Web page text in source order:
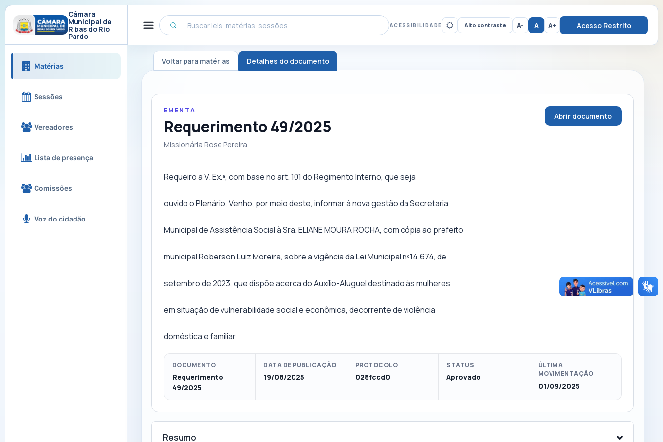
Câmara
Municipal de
Ribas do Rio
Pardo
Matérias
Sessões
Vereadores
Lista de presença
Comissões
Voz do cidadão
ACESSIBILIDADE Alto contraste A- A A+ Acesso Restrito
Voltar para matérias Detalhes do documento
EMENTA
Requerimento 49/2025
Missionária Rose Pereira
Abrir documento
Requeiro a V. Ex.ª, com base no art. 101 do Regimento Interno, que seja
ouvido o Plenário, Venho, por meio deste, informar à nova gestão da Secretaria
Municipal de Assistência Social à Sra. ELIANE MOURA ROCHA, com cópia ao prefeito
municipal Roberson Luiz Moreira, sobre a vigência da Lei Municipal nº14.674, de
setembro de 2023, que dispõe acerca do Auxílio-Aluguel destinado às mulheres
em situação de vulnerabilidade social e econômica, decorrente de violência
doméstica e familiar
DOCUMENTO
Requerimento
49/2025
DATA DE PUBLICAÇÃO
19/08/2025
PROTOCOLO
028fccd0
STATUS
Aprovado
ÚLTIMA
MOVIMENTAÇÃO
01/09/2025
Resumo